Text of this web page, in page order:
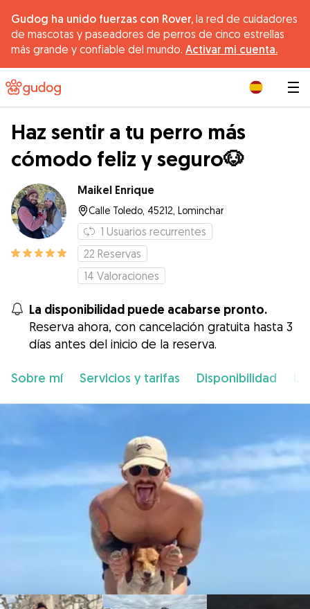
Gudog ha unido fuerzas con Rover, la red de cuidadores
de mascotas y paseadores de perros de cinco estrellas
más grande y confiable del mundo. Activar mi cuenta.
Haz sentir a tu perro más
cómodo feliz y seguro🐶
Maikel Enrique
Calle Toledo, 45212, Lominchar
1 Usuarios recurrentes
22 Reservas
14 Valoraciones
La disponibilidad puede acabarse pronto.
Reserva ahora, con cancelación gratuita hasta 3
días antes del inicio de la reserva.
Sobre mí Servicios y tarifas Disponibilidad